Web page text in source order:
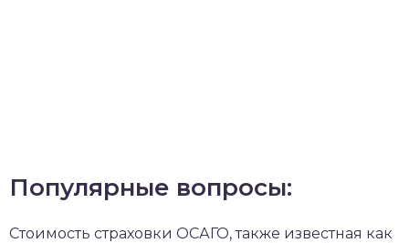
Популярные вопросы:
Стоимость страховки ОСАГО, также известная как